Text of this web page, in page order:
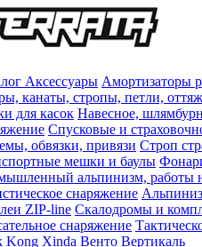
Аксессуары Амортизаторы
канаты, стропы, петли,
для касок Навесное,
Спусковые и
обвязки, привязи Строп
мешки и баулы
альпинизм, работы
снаряжение
ZIP-line Скалодромы и
снаряжение
Kong Xinda Венто Вертикаль